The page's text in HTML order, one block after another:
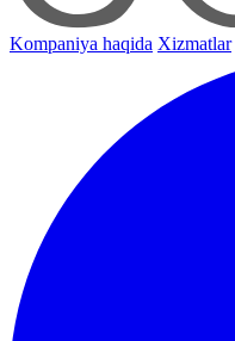
Kompaniya haqida Xizmatlar